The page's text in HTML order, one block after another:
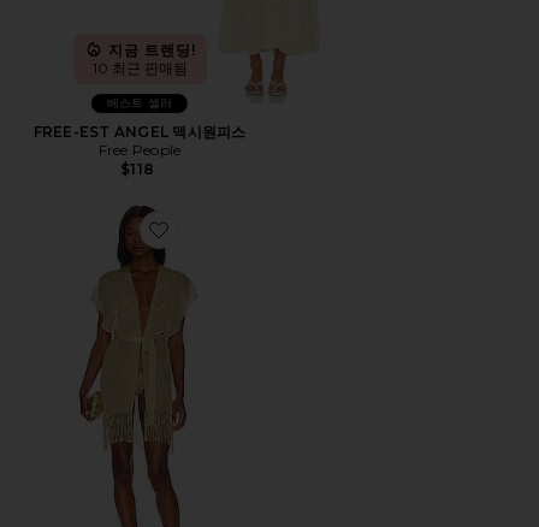
지금 트렌딩!
10 최근 판매됨
베스트 셀러
FREE-EST ANGEL 맥시원피스
Free People
$118
Favorite FINGE 카프탄